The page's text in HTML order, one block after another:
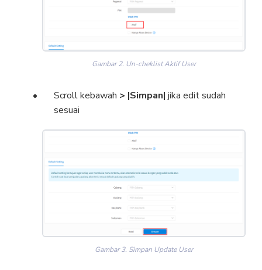
Gambar 2. Un-cheklist Aktif User
Scroll kebawah > |Simpan| jika edit sudah
sesuai
Gambar 3. Simpan Update User